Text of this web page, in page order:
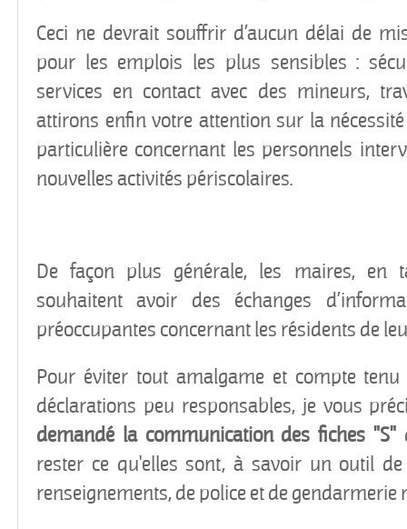
Ceci ne devrait souffrir d’aucun délai de
pour les emplois les plus sensibles :
services en contact avec des mineurs,
attirons enfin votre attention sur la
particulière concernant les personnels
nouvelles activités périscolaires.
De façon plus générale, les maires, en
souhaitent avoir des échanges
préoccupantes concernant les résidents de
Pour éviter tout amalgame et compte
déclarations peu responsables, je vous
demandé la communication des fiches "S"
rester ce qu'elles sont, à savoir un outil
renseignements, de police et de gendarmerie